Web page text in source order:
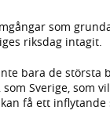
som
riksdag intagit.
bara de största
Sverige, som
få ett